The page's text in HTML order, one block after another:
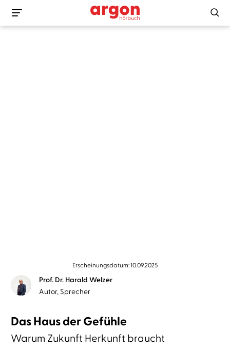
Erscheinungsdatum: 10.09.2025
Prof. Dr. Harald Welzer
Autor, Sprecher
Das Haus der Gefühle
Warum Zukunft Herkunft braucht